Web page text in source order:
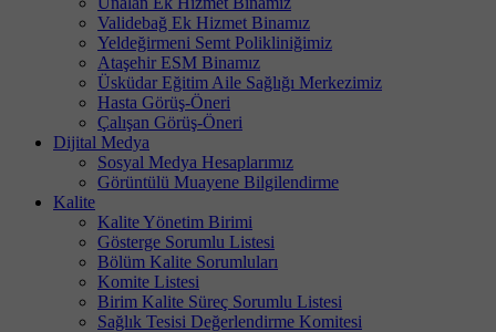
Validebağ Ek Hizmet Binamız
Yeldeğirmeni Semt Polikliniğimiz
Ataşehir ESM Binamız
Üsküdar Eğitim Aile Sağlığı Merkezimiz
Hasta Görüş-Öneri
Çalışan Görüş-Öneri
Dijital Medya
Sosyal Medya Hesaplarımız
Görüntülü Muayene Bilgilendirme
Kalite
Kalite Yönetim Birimi
Gösterge Sorumlu Listesi
Bölüm Kalite Sorumluları
Komite Listesi
Birim Kalite Süreç Sorumlu Listesi
Sağlık Tesisi Değerlendirme Komitesi